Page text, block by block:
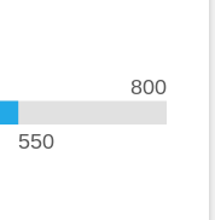
2014
0
800
550